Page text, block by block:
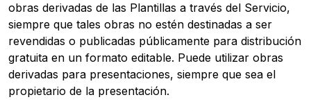
obras derivadas de las Plantillas a través del Servicio,
siempre que tales obras no estén destinadas a ser
revendidas o publicadas públicamente para distribución
gratuita en un formato editable. Puede utilizar obras
derivadas para presentaciones, siempre que sea el
propietario de la presentación.